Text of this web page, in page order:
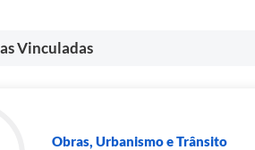
Vinculadas
Obras, Urbanismo e Trânsito